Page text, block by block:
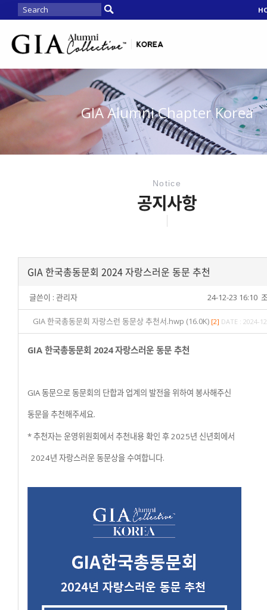
GIA Alumni Chapter Korea
Notice
공지사항
GIA 한국총동문회 2024 자랑스러운 동문 추천
글쓴이 : 관리자 24-12-23 16:10
GIA 한국총동문회 자랑스런 동문상 추천서.hwp (16.0K) [2] DATE : 2024-
GIA 한국총동문회 2024 자랑스러운 동문 추천
GIA 동문으로 동문회의 단합과 업계의 발전을 위하여 봉사해주신
동문을 추천해주세요.
* 추천자는 운영위원회에서 추천내용 확인 후 2025년 신년회에서
2024년 자랑스러운 동문상을 수여합니다.